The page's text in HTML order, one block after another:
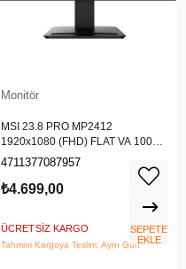
Monitör
MSI 23.8 PRO MP2412
1920x1080 (FHD) FLAT VA 100HZ
1MS ANTI-GLARE MONITOR
4711377087957
₺4.699,00
ÜCRETSIZ KARGO
Tahmini Kargoya Teslim: Aynı Gün
SEPETE
EKLE